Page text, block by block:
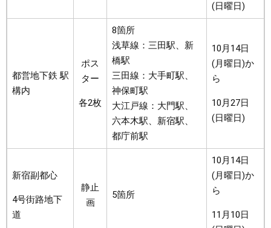
(日曜日)
都営地下鉄 駅
構内
ポス
ター
各2枚
8箇所
浅草線：三田駅、新
橋駅
三田線：大手町駅、
神保町駅
大江戸線：大門駅、
六本木駅、新宿駅、
都庁前駅
10月14日
(月曜日)か
ら
10月27日
(日曜日)
新宿副都心
4号街路地下
道
静止
画
5箇所
10月14日
(月曜日)か
ら
11月10日